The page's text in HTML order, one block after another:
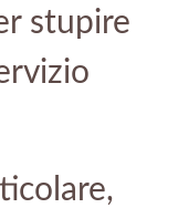
stupire